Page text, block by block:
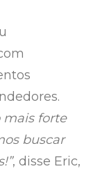
mais forte
buscar
, disse Eric,